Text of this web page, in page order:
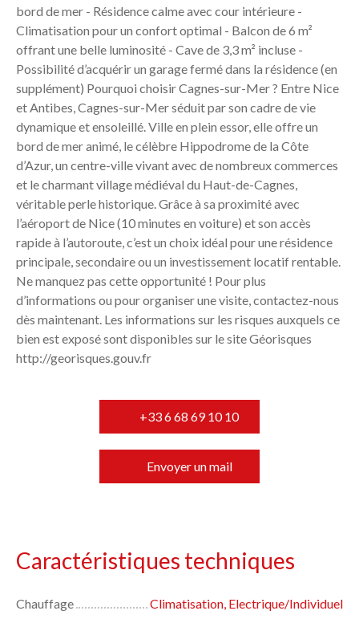
bord de mer - Résidence calme avec cour intérieure -
Climatisation pour un confort optimal - Balcon de 6 m²
offrant une belle luminosité - Cave de 3,3 m² incluse -
Possibilité d’acquérir un garage fermé dans la résidence (en
supplément) Pourquoi choisir Cagnes-sur-Mer ? Entre Nice
et Antibes, Cagnes-sur-Mer séduit par son cadre de vie
dynamique et ensoleillé. Ville en plein essor, elle offre un
bord de mer animé, le célèbre Hippodrome de la Côte
d’Azur, un centre-ville vivant avec de nombreux commerces
et le charmant village médiéval du Haut-de-Cagnes,
véritable perle historique. Grâce à sa proximité avec
l’aéroport de Nice (10 minutes en voiture) et son accès
rapide à l’autoroute, c’est un choix idéal pour une résidence
principale, secondaire ou un investissement locatif rentable.
Ne manquez pas cette opportunité ! Pour plus
d’informations ou pour organiser une visite, contactez-nous
dès maintenant. Les informations sur les risques auxquels ce
bien est exposé sont disponibles sur le site Géorisques
http://georisques.gouv.fr
+33 6 68 69 10 10
Envoyer un mail
Caractéristiques techniques
Chauffage
Climatisation, Electrique/Individuel